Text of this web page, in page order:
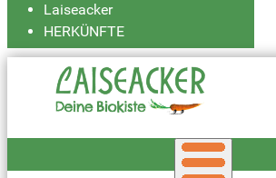
Laiseacker
HERKÜNFTE